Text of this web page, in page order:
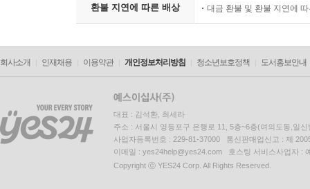
환불 지연에 따른 배상 대금 환불 및 환불 지연에
회사소개 인재채용 이용약관 개인정보처리방침 청소년보호정책 도서홍보안내
대표 : 김석환, 최세라
주소 : 서울시 영등포구 은행로 11, 5층~6층(여의도동,일신
사업자등록번호 : 229-81-37000 통신판매업신고 : 제
이메일 : yes24help@yes24.com 호스팅 서비스사업자 :
Copyright ⓒ YES24 Corp. All Rights Reserved.